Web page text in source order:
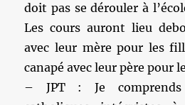
doit pas se dérouler à
Les cours auront lieu
avec leur mère pour les
canapé avec leur père pour
– JPT : Je comprends